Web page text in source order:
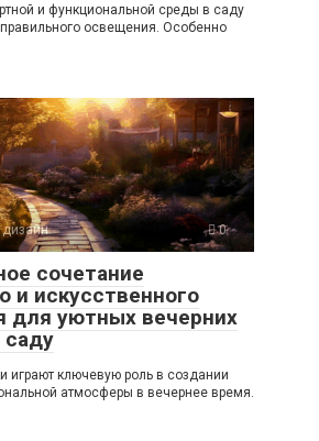
и функциональной среды в саду
освещения. Особенно
0
сочетание
и искусственного
для уютных вечерних
играют ключевую роль в создании
атмосферы в вечернее время.